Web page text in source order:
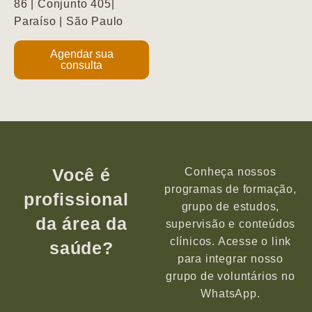
86 | Conjunto 405|
Paraíso | São Paulo
Agendar sua
consulta
Você é
profissional
da área da
saúde?
Conheça nossos
programas de formação,
grupo de estudos,
supervisão e conteúdos
clínicos. Acesse o link
para integrar nosso
grupo de voluntários no
WhatsApp.